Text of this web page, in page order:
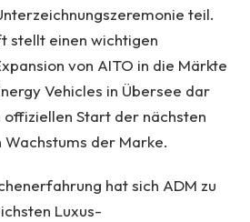
teil.
stellt einen wichtigen
von AITO in die Märkte
Vehicles in Übersee dar
offiziellen Start der nächsten
Wachstums der Marke.
hat sich ADM zu
Luxus-